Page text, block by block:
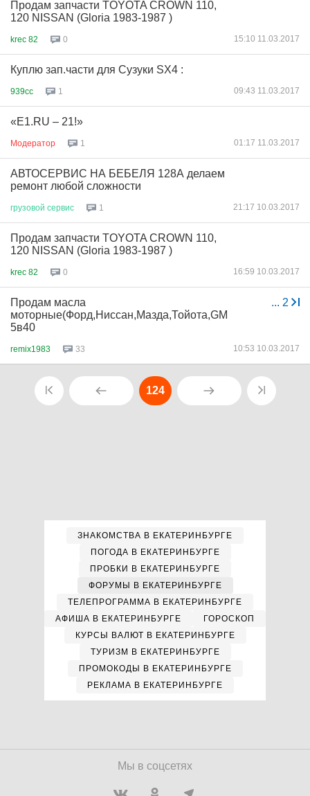
Продам запчасти TOYOTA CROWN 110,
120 NISSAN (Gloria 1983-1987 )
krec 82 0 15:10 11.03.2017
Куплю зап.части для Сузуки SX4 :
939cc 1 09:43 11.03.2017
«E1.RU – 21!»
Модератор 1 01:17 11.03.2017
АВТОСЕРВИС НА БЕБЕЛЯ 128А делаем
ремонт любой сложности
грузовой сервис 1 21:17 10.03.2017
Продам запчасти TOYOTA CROWN 110,
120 NISSAN (Gloria 1983-1987 )
krec 82 0 16:59 10.03.2017
... 2
Продам маcла
моторные(Форд,Ниссан,Мазда,Тойота,GM,Мобил
5в40
remix1983 33 10:53 10.03.2017
124
ЗНАКОМСТВА В ЕКАТЕРИНБУРГЕ
ПОГОДА В ЕКАТЕРИНБУРГЕ
ПРОБКИ В ЕКАТЕРИНБУРГЕ
ФОРУМЫ В ЕКАТЕРИНБУРГЕ
ТЕЛЕПРОГРАММА В ЕКАТЕРИНБУРГЕ
АФИША В ЕКАТЕРИНБУРГЕ
ГОРОСКОП
КУРСЫ ВАЛЮТ В ЕКАТЕРИНБУРГЕ
ТУРИЗМ В ЕКАТЕРИНБУРГЕ
ПРОМОКОДЫ В ЕКАТЕРИНБУРГЕ
РЕКЛАМА В ЕКАТЕРИНБУРГЕ
Мы в соцсетях